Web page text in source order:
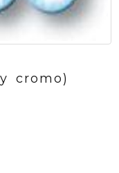
cromo)